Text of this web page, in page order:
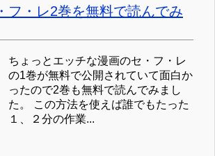
フ・レ2巻を無料で読んでみ
ちょっとエッチな漫画のセ・フ・レ
の1巻が無料で公開されていて面白か
ったので2巻も無料で読んでみまし
た。 この方法を使えば誰でもたった
１、２分の作業...